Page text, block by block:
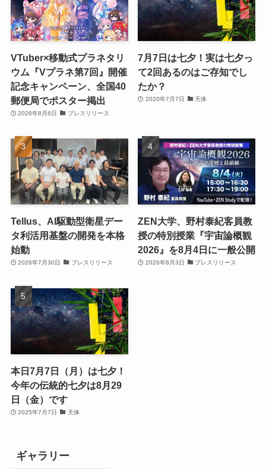
VTuber×移動式プラネタリ
ウム『Vプラネ第7回』開催
記念キャンペーン、全国40
郵便局でポスター掲出
2026年8月6日 プレスリリース
7月7日は七夕！実は七夕っ
て2回あるのはご存知でし
たか？
2020年7月7日 天体
Tellus、AI駆動型衛星デー
タ利活用基盤の開発を本格
始動
2026年7月30日 プレスリリース
ZEN大学、野村泰紀客員教
授の特別授業『宇宙論概観
2026』を8月4日に一般公開
2026年8月3日 プレスリリース
本日7月7日（月）は七夕！
今年の伝統的七夕は8月29
日（金）です
2025年7月7日 天体
ギャラリー